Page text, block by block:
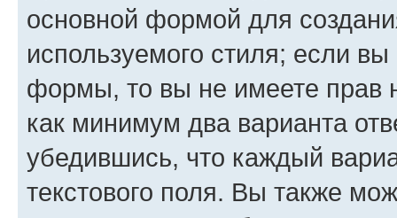
основной формой для
используемого стиля; если
формы, то вы не имеете прав
как минимум два варианта
убедившись, что каждый
текстового поля. Вы также